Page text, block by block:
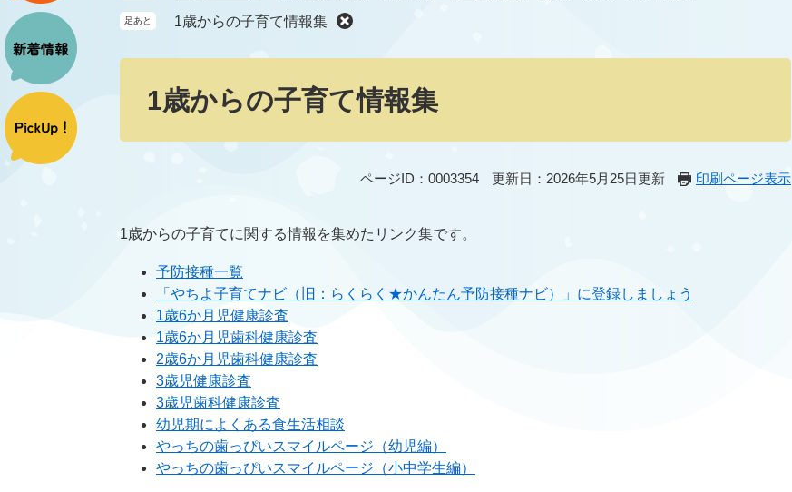
足あと 1歳からの子育て情報集
1歳からの子育て情報集
ページID：0003354 更新日：2026年5月25日更新 印刷ページ表示
1歳からの子育てに関する情報を集めたリンク集です。
予防接種一覧
​「やちよ子育てナビ（旧：らくらく★かんたん予防接種ナビ）」に登録しましょう
1歳6か月児健康診査
1歳6か月児歯科健康診査
2歳6か月児歯科健康診査
3歳児健康診査
3歳児歯科健康診査
幼児期によくある食生活相談
やっちの歯っぴいスマイルページ（幼児編）
やっちの歯っぴいスマイルページ（小中学生編）